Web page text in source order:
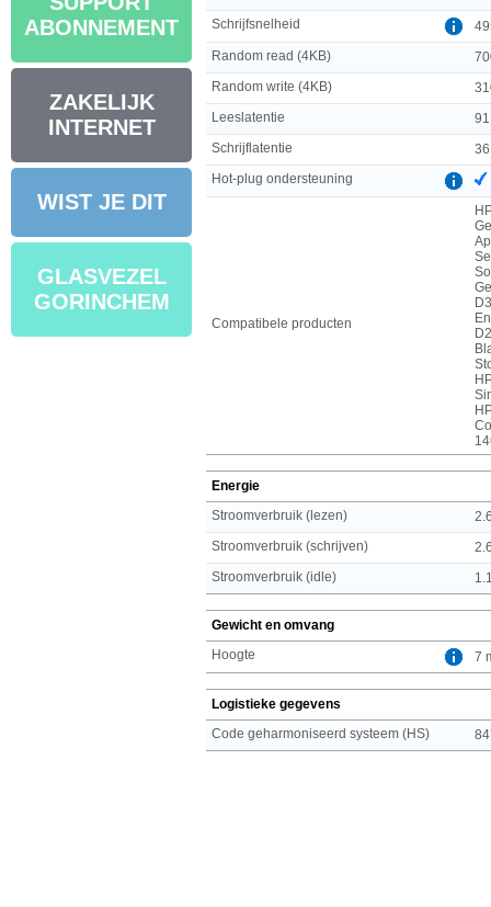
ABONNEMENT
ZAKELIJK
INTERNET
WIST JE DIT
GLASVEZEL
GORINCHEM
Schrijfsnelheid
Random read (4KB)
Random write (4KB)
Leeslatentie
Schrijflatentie
Hot-plug ondersteuning
Compatibele producten
Energie
Stroomverbruik (lezen)
Stroomverbruik (schrijven)
Stroomverbruik (idle)
Gewicht en omvang
Hoogte
7
Logistieke gegevens
Code geharmoniseerd systeem (HS)